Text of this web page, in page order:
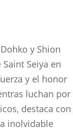
y Shion
Seiya en
y el honor
luchan por
destaca con
inolvidable